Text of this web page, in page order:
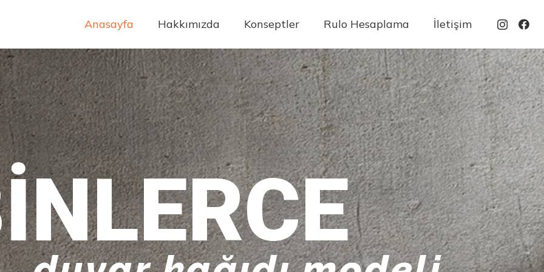
Anasayfa Hakkımızda Konseptler Rulo Hesaplama İletişim